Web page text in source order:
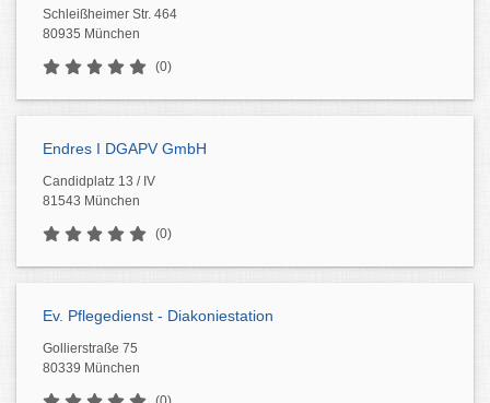
Schleißheimer Str. 464
80935 München
(0)
Endres I DGAPV GmbH
Candidplatz 13 / IV
81543 München
(0)
Ev. Pflegedienst - Diakoniestation
Gollierstraße 75
80339 München